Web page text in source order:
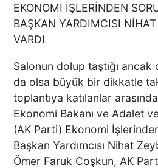
BU
EKONOMİ İŞLERİNDEN
BAŞKAN YARDIMCISI
VARDI
Salonun dolup taştığı
da olsa büyük bir dikkatle
toplantıya katılanlar
Ekonomi Bakanı ve Adalet
(AK Parti) Ekonomi
Başkan Yardımcısı Nihat
Ömer Faruk Coşkun, AK